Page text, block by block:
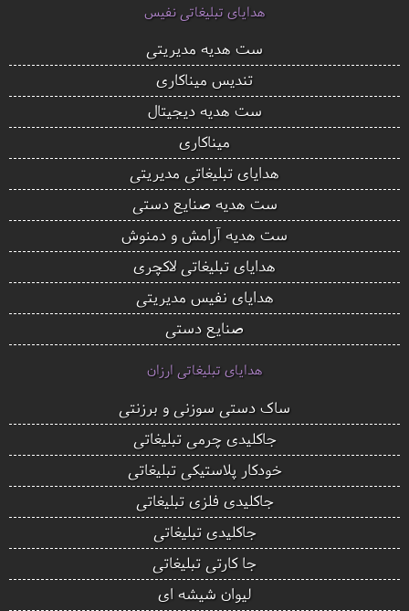
هدایای تبلیغاتی نفیس
ست هدیه مدیریتی
تندیس میناکاری
ست هدیه دیجیتال
میناکاری
هدایای تبلیغاتی مدیریتی
ست هدیه صنایع دستی
ست هدیه آرامش و دمنوش
هدایای تبلیغاتی لاکچری
هدایای نفیس مدیریتی
صنایع دستی
هدایای تبلیغاتی ارزان
ساک دستی سوزنی و برزنتی
جاکلیدی چرمی تبلیغاتی
خودکار پلاستیکی تبلیغاتی
جاکلیدی فلزی تبلیغاتی
جاکلیدی تبلیغاتی
جا کارتی تبلیغاتی
لیوان شیشه ای